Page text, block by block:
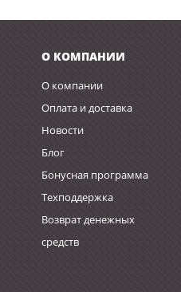
О КОМПАНИИ
О компании
Оплата и доставка
Новости
Блог
Бонусная программа
Техподдержка
Возврат денежных
средств